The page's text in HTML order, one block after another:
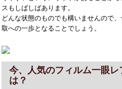
スもしばしばあります。
どんな状態のものでも構いませんので
取への一歩となることでしょう。
今、人気のフィルム一眼レ
は？